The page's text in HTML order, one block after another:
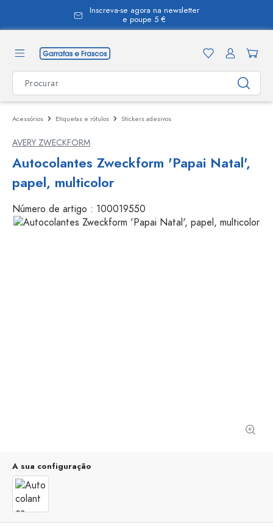
Inscreva-se agora na newsletter
e poupe 5 €
Acessórios Etiquetas e rótulos Stickers adesivos
AVERY ZWECKFORM
Autocolantes Zweckform 'Papai Natal',
papel, multicolor
Número de artigo : 100019550
A sua configuração